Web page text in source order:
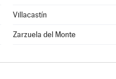
Villacastín
Zarzuela del Monte